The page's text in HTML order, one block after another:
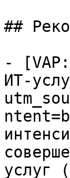
##
- [VAP:
ИТ-
услуг